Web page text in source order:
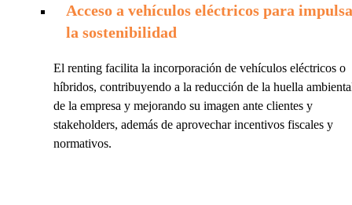
Acceso a vehículos eléctricos para
la sostenibilidad
El renting facilita la incorporación de vehículos eléctricos o
híbridos, contribuyendo a la reducción de la huella
de la empresa y mejorando su imagen ante clientes y
stakeholders, además de aprovechar incentivos fiscales y
normativos.